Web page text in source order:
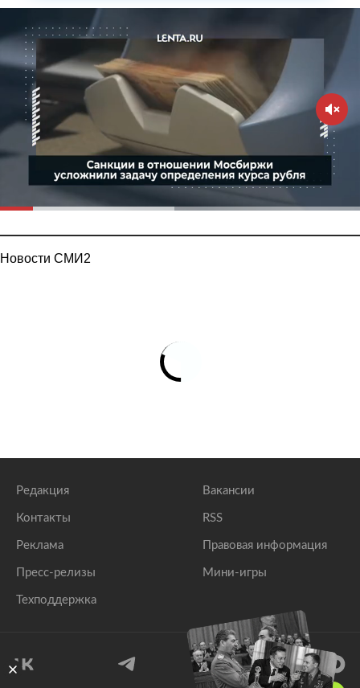
Новости СМИ2
Редакция
Контакты
Реклама
Пресс-релизы
Техподдержка
Вакансии
RSS
Правовая информация
Мини-игры